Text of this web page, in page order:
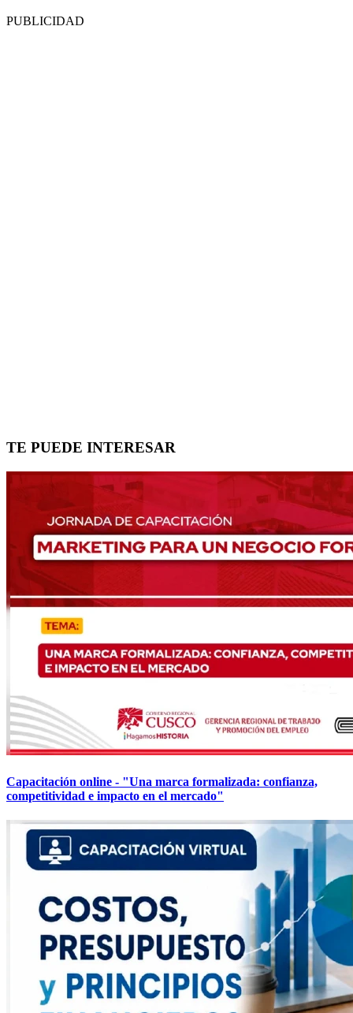
PUBLICIDAD
TE PUEDE INTERESAR
Capacitación online - "Una marca formalizada: confianza,
competitividad e impacto en el mercado"